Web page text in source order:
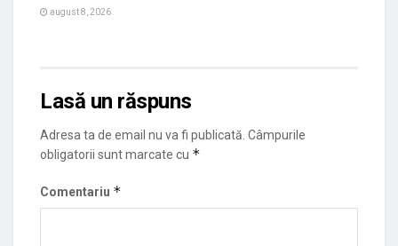
august 8, 2026
Lasă un răspuns
Adresa ta de email nu va fi publicată. Câmpurile
obligatorii sunt marcate cu *
Comentariu *